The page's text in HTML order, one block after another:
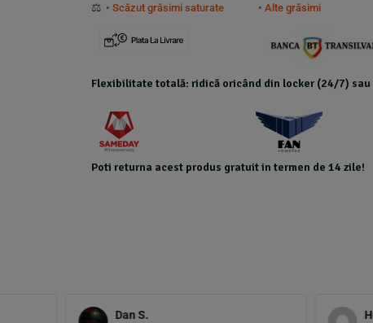
⚖️ • Scăzut grăsimi saturate • Alte grăsimi
Flexibilitate totală: ridică oricând din locker (24/7)
Poti returna acest produs gratuit in termen de 14 zile!
Dan S.